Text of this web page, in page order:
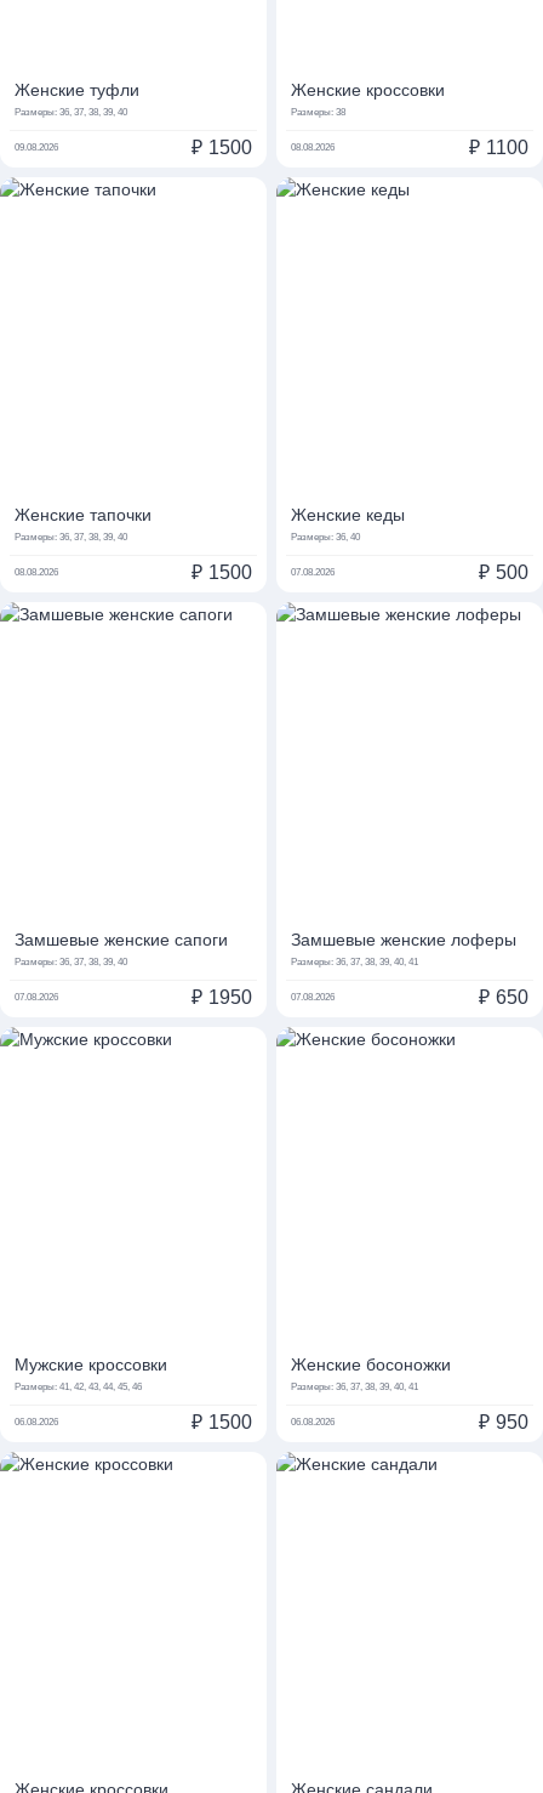
Женские туфли
Размеры: 36, 37, 38, 39, 40
09.08.2026 ₽ 1500
Женские кроссовки
Размеры: 38
08.08.2026 ₽ 1100
Женские тапочки
Размеры: 36, 37, 38, 39, 40
08.08.2026 ₽ 1500
Женские кеды
Размеры: 36, 40
07.08.2026 ₽ 500
Замшевые женские сапоги
Размеры: 36, 37, 38, 39, 40
07.08.2026 ₽ 1950
Замшевые женские лоферы
Размеры: 36, 37, 38, 39, 40, 41
07.08.2026 ₽ 650
Мужские кроссовки
Размеры: 41, 42, 43, 44, 45, 46
06.08.2026 ₽ 1500
Женские босоножки
Размеры: 36, 37, 38, 39, 40, 41
06.08.2026 ₽ 950